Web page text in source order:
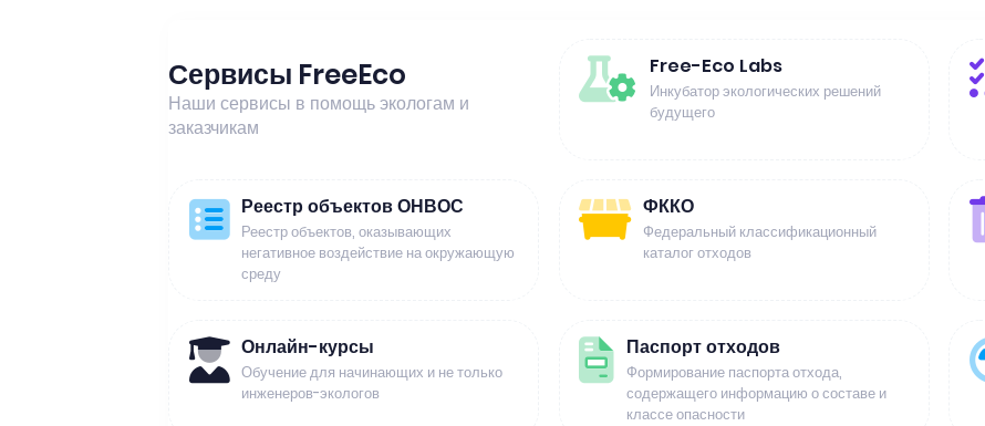
Сервисы FreeEco
Наши сервисы в помощь экологам и
заказчикам
Free-Eco Labs
Инкубатор экологических решений
будущего
Реестр объектов ОНВОС
Реестр объектов, оказывающих
негативное воздействие на окружающую
среду
ФККО
Федеральный классификационный
каталог отходов
Онлайн-курсы
Обучение для начинающих и не только
инженеров-экологов
Паспорт отходов
Формирование паспорта отхода,
содержащего информацию о составе и
классе опасности